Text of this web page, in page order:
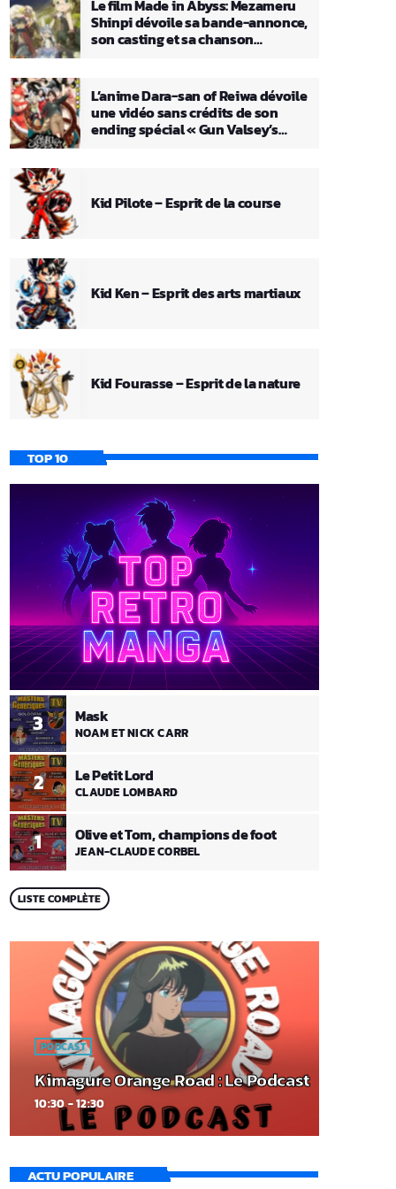
Le film Made in Abyss: Mezameru
Shinpi dévoile sa bande-annonce,
son casting et sa chanson
L’anime Dara-san of Reiwa dévoile
une vidéo sans crédits de son
ending spécial « Gun Valsey’s
Kid Pilote – Esprit de la course
Kid Ken – Esprit des arts martiaux
Kid Fourasse – Esprit de la nature
TOP 10
1 Olive et Tom, champions de foot
JEAN-CLAUDE CORBEL
2 Le Petit Lord
CLAUDE LOMBARD
3 Mask
NOAM ET NICK CARR
LISTE COMPLÈTE
PODCAST
Kimagure Orange Road : Le Podcast
10:30 - 12:30
ACTU POPULAIRE